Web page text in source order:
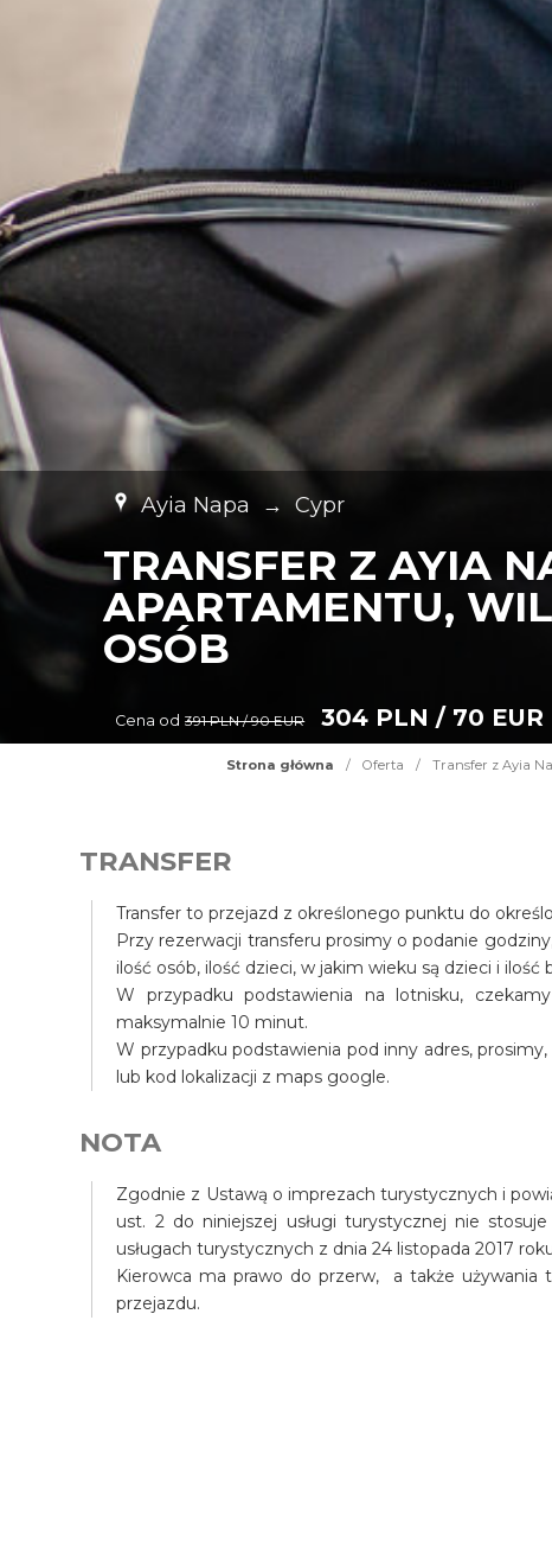
Ayia Napa → Cypr
TRANSFER Z AYIA
APARTAMENTU,
OSÓB
Cena od 391 PLN / 90 EUR 304 PLN / 70 EUR
Strona główna / Oferta / Transfer z Ayia
TRANSFER
Transfer to przejazd z określonego punktu do
Przy rezerwacji transferu prosimy o podanie
ilość osób, ilość dzieci, w jakim wieku są dzieci i ilość
W przypadku podstawienia na lotnisku,
maksymalnie 10 minut.
W przypadku podstawienia pod inny adres,
lub kod lokalizacji z maps google.
NOTA
Zgodnie z Ustawą o imprezach turystycznych i
ust. 2 do niniejszej usługi turystycznej nie
usługach turystycznych z dnia 24 listopada 2017
Kierowca ma prawo do przerw, a także używania
przejazdu.